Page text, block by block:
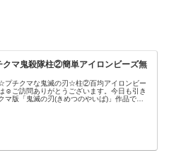
クマ鬼殺隊柱②簡単アイロンビーズ無
プチクマな鬼滅の刃☆柱②百均アイロンビー
☺ご訪問ありがとうございます。今日も引き
マ版「鬼滅の刃(きめつのやいば)」作品で